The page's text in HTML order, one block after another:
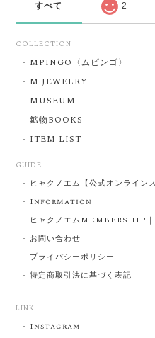
すべて 2
COLLECTION
MPINGO〈ムピンゴ〉
M JEWELRY
MUSEUM
鉱物BOOKS
ITEM LIST
GUIDE
ヒャクノエム【公式オンライン
Information
ヒャクノエムMEMBERSHIP
お問い合わせ
プライバシーポリシー
特定商取引法に基づく表記
LINK
Instagram